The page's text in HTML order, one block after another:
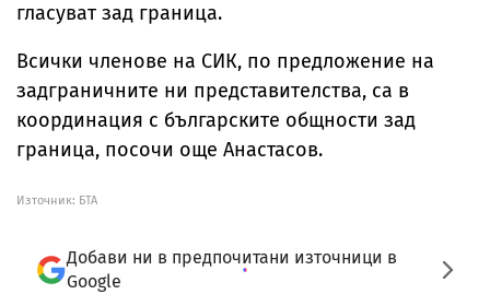
гласуват зад граница.
Всички членове на СИК, по предложение на
задграничните ни представителства, са в
координация с българските общности зад
граница, посочи още Анастасов.
Източник: БТА
Добави ни в предпочитани източници в
Google